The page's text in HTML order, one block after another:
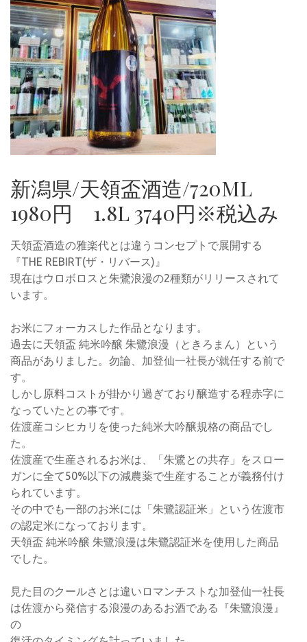
新潟県/天領盃酒造/720ML
1980円 1.8L 3740円※税込み
天領盃酒造の雅楽代とは違うコンセプトで展開する
『THE REBIRT(ザ・リバース)』
現在はウロボロスと朱鷺浪漫の2種類がリリースされて
います。
お米にフォーカスした作品となります。
過去に天領盃 純米吟醸 朱鷺浪漫（ときろまん）という
商品がありました。勿論、加登仙一社長が就任する前で
す。
しかし原料コストが掛かり過ぎており醸造する程赤字に
なっていたとの事です。
佐渡産コシヒカリを使った純米大吟醸規格の商品でし
た。
佐渡産で生産されるお米は、「朱鷺との共存」をスロー
ガンに全て50%以下の減農薬で生産することが義務付け
られています。
その中でも一部のお米には「朱鷺認証米」という佐渡市
の認定米になっております。
天領盃 純米吟醸 朱鷺浪漫は朱鷺認証米を使用した商品
でした。
見た目のクールさとは違いロマンチストな加登仙一社長
は佐渡から発信する浪漫のあるお酒である『朱鷺浪漫』
の